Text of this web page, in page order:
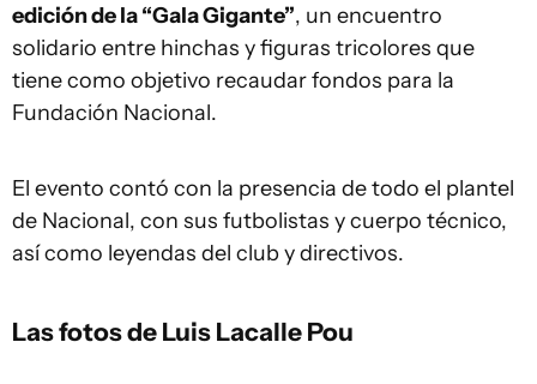
edición de la “Gala Gigante”, un encuentro
solidario entre hinchas y figuras tricolores que
tiene como objetivo recaudar fondos para la
Fundación Nacional.
El evento contó con la presencia de todo el plantel
de Nacional, con sus futbolistas y cuerpo técnico,
así como leyendas del club y directivos.
Las fotos de LuisLacalle Pou